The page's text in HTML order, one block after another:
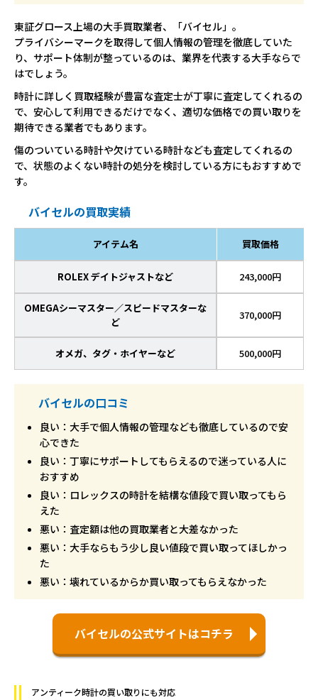
東証グロース上場の大手買取業者、「バイセル」。
プライバシーマークを取得して個人情報の管理を徹底していた
り、サポート体制が整っているのは、業界を代表する大手ならで
はでしょう。
時計に詳しく買取経験が豊富な査定士が丁寧に査定してくれるの
で、安心して利用できるだけでなく、適切な価格での買い取りを
期待できる業者でもあります。
傷のついている時計や欠けている時計なども査定してくれるの
で、状態のよくない時計の処分を検討している方にもおすすめで
す。
バイセルの買取実績
アイテム名 買取価格
ROLEX デイトジャストなど 243,000円
OMEGAシーマスター／スピードマスターな
ど
370,000円
オメガ、タグ・ホイヤーなど 500,000円
バイセルの口コミ
良い：大手で個人情報の管理なども徹底しているので安
心できた
良い：丁寧にサポートしてもらえるので迷っている人に
おすすめ
良い：ロレックスの時計を結構な値段で買い取ってもら
えた
悪い：査定額は他の買取業者と大差なかった
悪い：大手ならもう少し良い値段で買い取ってほしかっ
た
悪い：壊れているからか買い取ってもらえなかった
バイセルの公式サイトはコチラ
アンティーク時計の買い取りにも対応